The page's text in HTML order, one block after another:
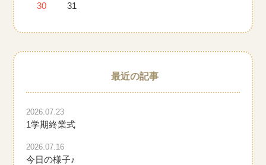
30 31
最近の記事
2026.07.23
1学期終業式
2026.07.16
今日の様子♪